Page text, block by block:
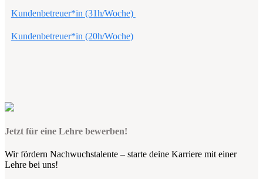
Kundenbetreuer*in (31h/Woche)
Kundenbetreuer*in (20h/Woche)
Jetzt für eine Lehre bewerben!
Wir fördern Nachwuchstalente – starte deine Karriere mit einer
Lehre bei uns!